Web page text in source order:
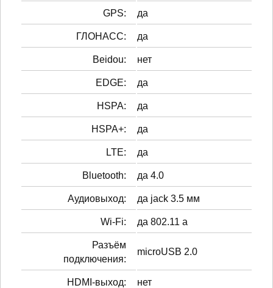
GPS: да
ГЛОНАСС: да
Beidou: нет
EDGE: да
HSPA: да
HSPA+: да
LTE: да
Bluetooth: да 4.0
Аудиовыход: да jack 3.5 мм
Wi-Fi: да 802.11 a
Разъём
подключения:
microUSB 2.0
HDMI-выход: нет